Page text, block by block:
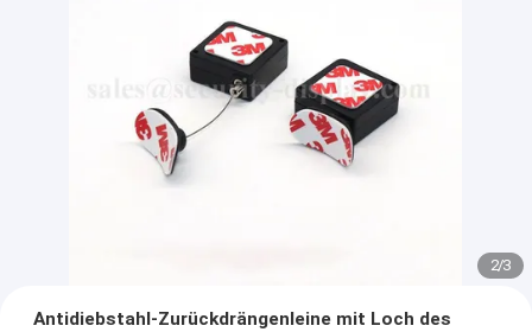
2/3
Antidiebstahl-Zurückdrängenleine mit Loch des